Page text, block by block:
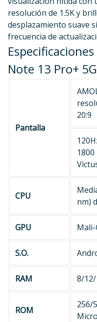
resolución de 1.5K y
desplazamiento suave
frecuencia de
Note 13 Pro+ 5G
Pantalla
20:9
CPU
nm)
GPU Mali-
S.O.
RAM 8/12/
ROM
256/